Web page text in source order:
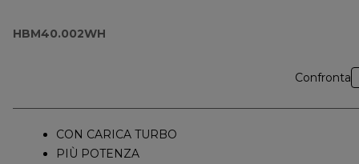
HBM40.002WH
Confronta
CON CARICA TURBO
PIÙ POTENZA